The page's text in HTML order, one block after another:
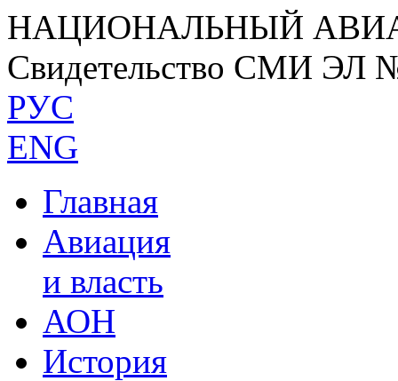
НАЦИОНАЛЬНЫЙ
Свидетельство СМИ ЭЛ
РУС
ENG
Главная
Авиация
и власть
АОН
История